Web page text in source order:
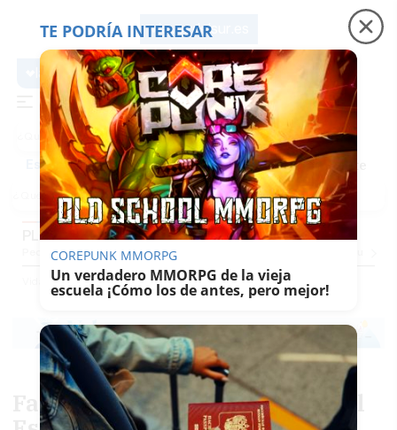
lavozdelsur.es
lavozdelsur.es
Es noticia Precio luz Padre Coraje Fábrica de botellas
PLANAZOS
PequevozComprasPantallazos
Sabor Del Sur Planazos
Fahmi Alqhai, en solitario en el
TE PODRÍA INTERESAR
COREPUNK MMORPG
Un verdadero MMORPG de la vieja
escuela ¡Cómo los de antes, pero mejor!